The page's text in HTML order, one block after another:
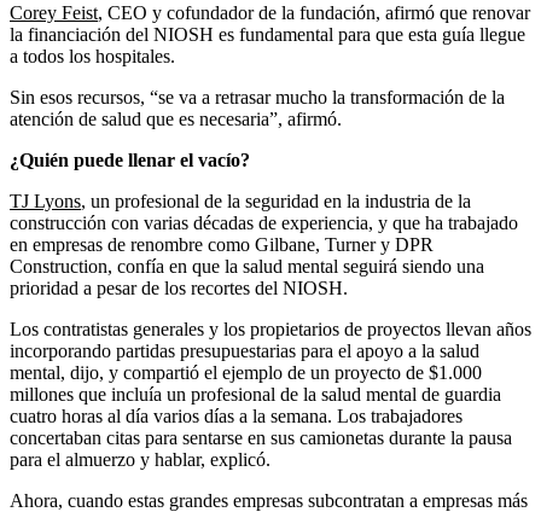
Corey Feist, CEO y cofundador de la fundación, afirmó que renovar
la financiación del NIOSH es fundamental para que esta guía llegue
a todos los hospitales.
Sin esos recursos, “se va a retrasar mucho la transformación de la
atención de salud que es necesaria”, afirmó.
¿Quién puede llenar el vacío?
TJ Lyons, un profesional de la seguridad en la industria de la
construcción con varias décadas de experiencia, y que ha trabajado
en empresas de renombre como Gilbane, Turner y DPR
Construction, confía en que la salud mental seguirá siendo una
prioridad a pesar de los recortes del NIOSH.
Los contratistas generales y los propietarios de proyectos llevan años
incorporando partidas presupuestarias para el apoyo a la salud
mental, dijo, y compartió el ejemplo de un proyecto de $1.000
millones que incluía un profesional de la salud mental de guardia
cuatro horas al día varios días a la semana. Los trabajadores
concertaban citas para sentarse en sus camionetas durante la pausa
para el almuerzo y hablar, explicó.
Ahora, cuando estas grandes empresas subcontratan a empresas más